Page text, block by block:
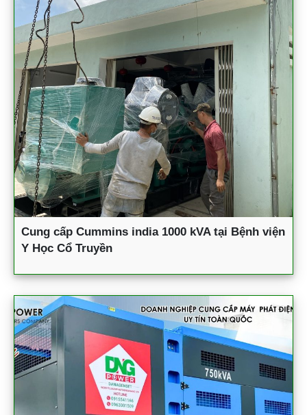
Cung cấp Cummins india 1000 kVA tại Bệnh viện
Y Học Cổ Truyền